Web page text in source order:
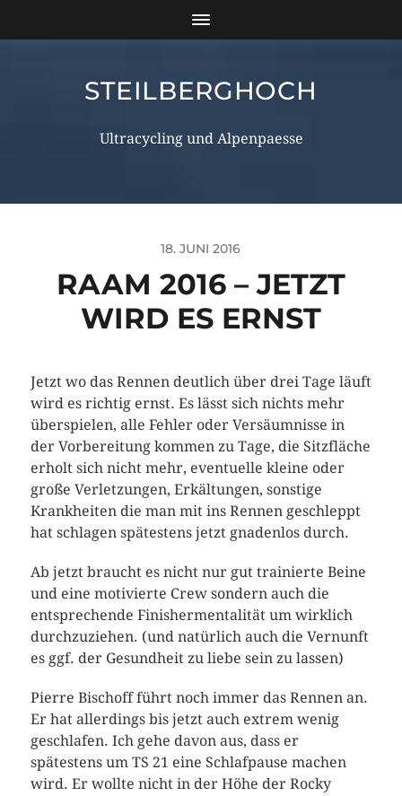
STEILBERGHOCH
Ultracycling und Alpenpaesse
18. JUNI 2016
RAAM 2016 – JETZT
WIRD ES ERNST
Jetzt wo das Rennen deutlich über drei Tage läuft
wird es richtig ernst. Es lässt sich nichts mehr
überspielen, alle Fehler oder Versäumnisse in
der Vorbereitung kommen zu Tage, die Sitzfläche
erholt sich nicht mehr, eventuelle kleine oder
große Verletzungen, Erkältungen, sonstige
Krankheiten die man mit ins Rennen geschleppt
hat schlagen spätestens jetzt gnadenlos durch.
Ab jetzt braucht es nicht nur gut trainierte Beine
und eine motivierte Crew sondern auch die
entsprechende Finishermentalität um wirklich
durchzuziehen. (und natürlich auch die Vernunft
es ggf. der Gesundheit zu liebe sein zu lassen)
Pierre Bischoff führt noch immer das Rennen an.
Er hat allerdings bis jetzt auch extrem wenig
geschlafen. Ich gehe davon aus, dass er
spätestens um TS 21 eine Schlafpause machen
wird. Er wollte nicht in der Höhe der Rocky